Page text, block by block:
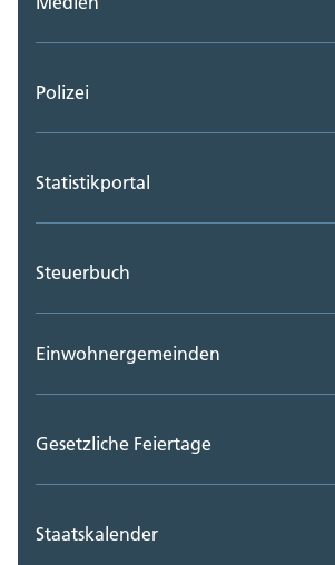
Polizei
Statistikportal
Steuerbuch
Einwohnergemeinden
Gesetzliche Feiertage
Staatskalender